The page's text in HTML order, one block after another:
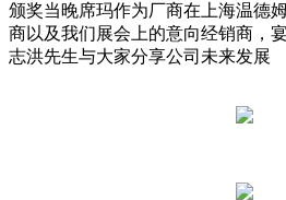
颁奖当晚席玛作为厂商在上海温德
商以及我们展会上的意向经销商，
志洪先生与大家分享公司未来发展